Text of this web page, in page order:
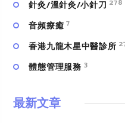
針灸/溫針灸/小針刀 278
⾳頻療癒 7
香港九龍木星中醫診所
體態管理服務 3
最新文章